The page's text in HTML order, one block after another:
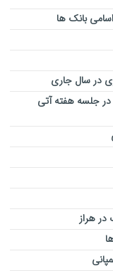
بانک ها
جلسه هفته آتی
هراز